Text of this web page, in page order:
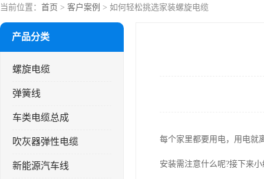
当前位置： 首页 > 客户案例 > 如何轻松挑选家装螺旋电缆
产品分类
螺旋电缆
弹簧线
车类电缆总成
吹灰器弹性电缆
新能源汽车线
每个家里都要用电，用电就
安装需注意什么呢?接下来